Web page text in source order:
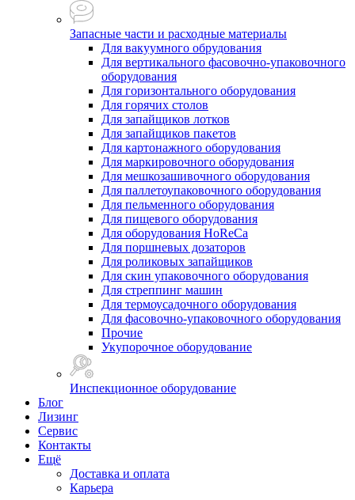
Запасные части и расходные материалы
Для вакуумного обрудования
Для вертикального фасовочно-упаковочного
оборудования
Для горизонтального оборудования
Для горячих столов
Для запайщиков лотков
Для запайщиков пакетов
Для картонажного оборудования
Для маркировочного оборудования
Для мешкозашивочного оборудования
Для паллетоупаковочного оборудования
Для пельменного оборудования
Для пищевого оборудования
Для оборудования HoReCa
Для поршневых дозаторов
Для роликовых запайщиков
Для скин упаковочного оборудования
Для стреппинг машин
Для термоусадочного оборудования
Для фасовочно-упаковочного оборудования
Прочие
Укупорочное оборудование
Инспекционное оборудование
Блог
Лизинг
Сервис
Контакты
Ещё
Доставка и оплата
Карьера